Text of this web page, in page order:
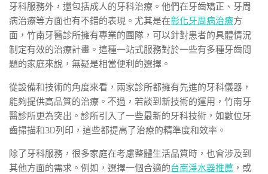
牙科服務外，還包括成人的牙科治療。他們在牙齒矯正、牙周
病治療等方面也有不錯的表現。尤其是在彰化牙周病治療方
面，竹南牙醫診所擁有專業的團隊，可以針對患者的具體情況
制定有效的治療計畫。這種一站式服務對於一些有多種牙齒問
題的家庭來說，無疑是相當便利的選擇。
從設備和技術的角度來看，兩家診所都擁有先進的牙科儀器，
能夠提供高品質的治療。不過，若談到新技術的運用，竹南牙
醫診所更為突出。診所引入了一些最新的牙科技術，如數位牙
齒掃描和3D列印，這些都提高了治療的精準度和效率。
除了牙科服務，很多家庭在考慮整體生活品質時，也會涉及到
其他方面的需求。例如，選擇一個合適的台南淨水器推薦 ，或